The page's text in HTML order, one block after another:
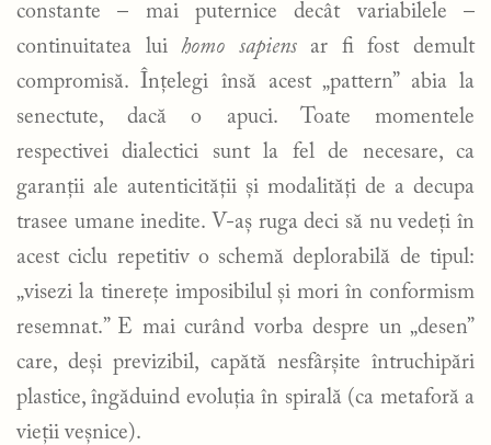
constante – mai puternice decât variabilele –
continuitatea luihomo sapiensar fi fost demult
compromisă. Înțelegi însă acest „pattern” abia la
senectute, dacă o apuci. Toate momentele
respectivei dialectici sunt la fel de necesare, ca
garanții ale autenticității și modalități de a decupa
trasee umane inedite. V-aș ruga deci să nu vedeți în
acest ciclu repetitiv o schemă deplorabilă de tipul:
„visezi la tinerețe imposibilul și mori în conformism
resemnat.” E mai curând vorba despre un „desen”
care, deși previzibil, capătă nesfârșite întruchipări
plastice, îngăduind evoluția în spirală (ca metaforă a
vieții veșnice).